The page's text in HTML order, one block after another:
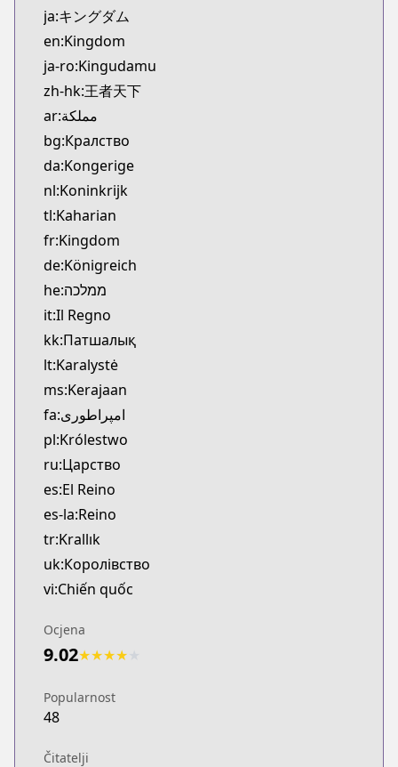
Kitsu
Kitsu
https://kitsu.app/manga/3480
CDJapan
CDJapan
https://www.anime-planet.com/manga/https://
MangaUpdates
MangaUpdates
https://www.mangaupdates.com/
Book☆Walker
Book☆Walker
https://bookwalker.jp/series/12466
Official Site
Official Site
https://www.meian-editions.fr/meian/licence/
ja:キングダム
en:Kingdom
ja-ro:Kingudamu
zh-hk:王者天下
ar:مملكة
bg:Кралство
da:Kongerige
nl:Koninkrijk
tl:Kaharian
fr:Kingdom
de:Königreich
he:ממלכה
it:Il Regno
kk:Патшалық
lt:Karalystė
ms:Kerajaan
fa:امپراطوری
pl:Królestwo
ru:Царство
es:El Reino
es-la:Reino
tr:Krallık
uk:Королівство
vi:Chiến quốc
Ocjena
9.02★★★★
Popularnost
48
Čitatelji